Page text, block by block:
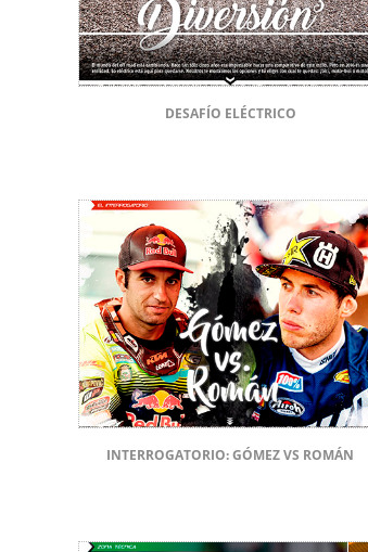
DESAFÍO ELÉCTRICO
INTERROGATORIO: GÓMEZ VS ROMÁN